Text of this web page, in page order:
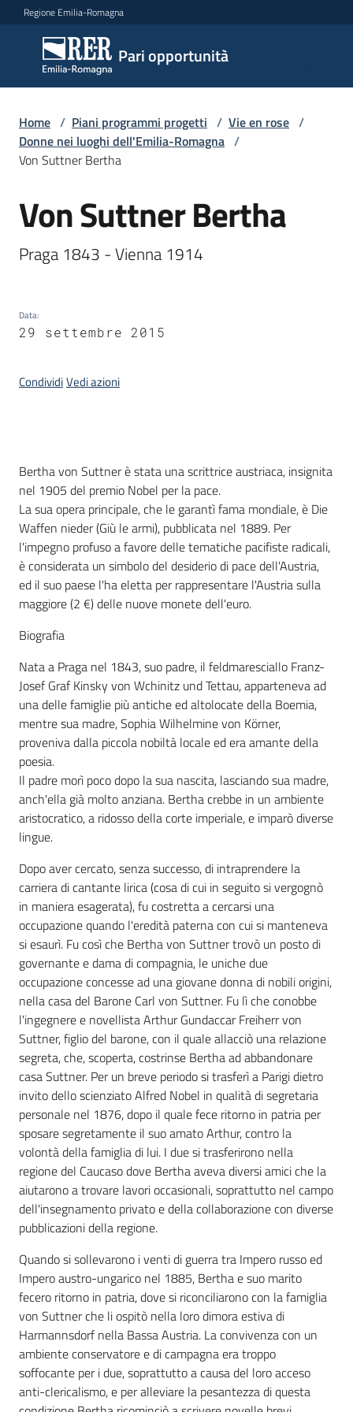
Vai al contenuto
Vai alla navigazione
Vai al footer
Regione Emilia-Romagna
Pari opportunità
Pari
opportunità
Argomenti
Novità
Servizi
Leggi
Atti
Piani
Seguici
su
Home / Piani programmi progetti / Vie en rose /
Donne nei luoghi dell'Emilia-Romagna /
Von Suttner Bertha
Salta al contenuto
Von Suttner Bertha
Praga 1843 - Vienna 1914
Data:
29 settembre 2015
CondividiVedi azioni
Introduzione
Bertha von Suttner è stata una scrittrice austriaca, insignita
nel 1905 del premio Nobel per la pace.
La sua opera principale, che le garantì fama mondiale, è Die
Waffen nieder (Giù le armi), pubblicata nel 1889. Per
l'impegno profuso a favore delle tematiche pacifiste radicali,
è considerata un simbolo del desiderio di pace dell'Austria,
ed il suo paese l'ha eletta per rappresentare l'Austria sulla
maggiore (2 €) delle nuove monete dell'euro.
Biografia
Nata a Praga nel 1843, suo padre, il feldmaresciallo Franz-
Josef Graf Kinsky von Wchinitz und Tettau, apparteneva ad
una delle famiglie più antiche ed altolocate della Boemia,
mentre sua madre, Sophia Wilhelmine von Körner,
proveniva dalla piccola nobiltà locale ed era amante della
poesia.
Il padre morì poco dopo la sua nascita, lasciando sua madre,
anch'ella già molto anziana. Bertha crebbe in un ambiente
aristocratico, a ridosso della corte imperiale, e imparò diverse
lingue.
Dopo aver cercato, senza successo, di intraprendere la
carriera di cantante lirica (cosa di cui in seguito si vergognò
in maniera esagerata), fu costretta a cercarsi una
occupazione quando l'eredità paterna con cui si manteneva
si esaurì. Fu così che Bertha von Suttner trovò un posto di
governante e dama di compagnia, le uniche due
occupazione concesse ad una giovane donna di nobili origini,
nella casa del Barone Carl von Suttner. Fu lì che conobbe
l'ingegnere e novellista Arthur Gundaccar Freiherr von
Suttner, figlio del barone, con il quale allacciò una relazione
segreta, che, scoperta, costrinse Bertha ad abbandonare
casa Suttner. Per un breve periodo si trasferì a Parigi dietro
invito dello scienziato Alfred Nobel in qualità di segretaria
personale nel 1876, dopo il quale fece ritorno in patria per
sposare segretamente il suo amato Arthur, contro la
volontà della famiglia di lui. I due si trasferirono nella
regione del Caucaso dove Bertha aveva diversi amici che la
aiutarono a trovare lavori occasionali, soprattutto nel campo
dell'insegnamento privato e della collaborazione con diverse
pubblicazioni della regione.
Quando si sollevarono i venti di guerra tra Impero russo ed
Impero austro-ungarico nel 1885, Bertha e suo marito
fecero ritorno in patria, dove si riconciliarono con la famiglia
von Suttner che li ospitò nella loro dimora estiva di
Harmannsdorf nella Bassa Austria. La convivenza con un
ambiente conservatore e di campagna era troppo
soffocante per i due, soprattutto a causa del loro acceso
anti-clericalismo, e per alleviare la pesantezza di questa